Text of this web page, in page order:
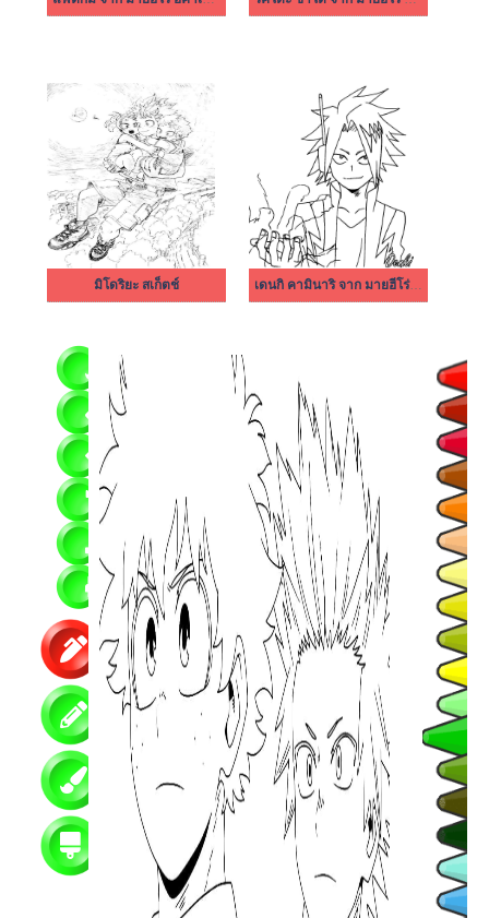
มิโดริยะ สเก็ตช์ เดนกิ คามินาริ จาก มายฮีโร่ อคาเดเมีย